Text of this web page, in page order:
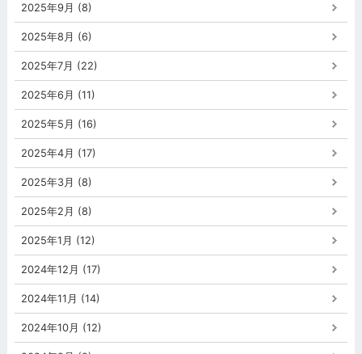
2025年9月 (8)
2025年8月 (6)
2025年7月 (22)
2025年6月 (11)
2025年5月 (16)
2025年4月 (17)
2025年3月 (8)
2025年2月 (8)
2025年1月 (12)
2024年12月 (17)
2024年11月 (14)
2024年10月 (12)